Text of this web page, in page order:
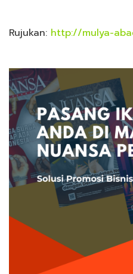
Rujukan: http://mulya-